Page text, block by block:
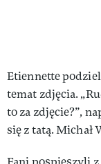
Etiennette
temat zdjęcia.
to za zdjęcie?”,
się z tatą. Michał